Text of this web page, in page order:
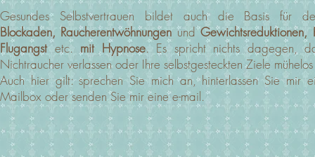
Gesundes Selbstvertrauen bildet auch die Basis für
Blockaden, RaucherentwöhnungenundGewichtsreduktionen,
Flugangst etc. mit Hypnose. Es spricht nichts dagegen,
Nichtraucher verlassen oder Ihre selbstgesteckten Ziele
Auch hier gilt: sprechen Sie mich an, hinterlassen Sie mir
Mailbox oder senden Sie mir eine e-mail.